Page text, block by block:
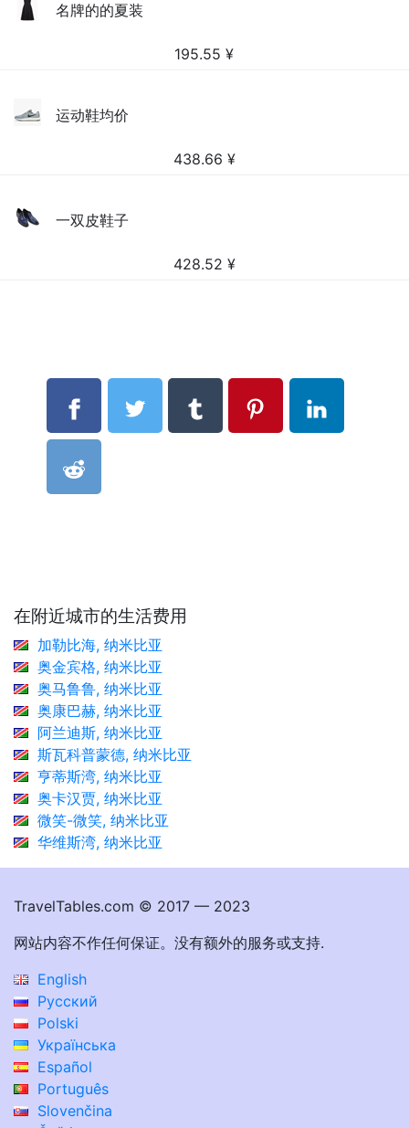
名牌的的夏装
195.55 ¥
运动鞋均价
438.66 ¥
一双皮鞋子
428.52 ¥
在附近城市的生活费用
加勒比海, 纳米比亚
奥金宾格, 纳米比亚
奥马鲁鲁, 纳米比亚
奥康巴赫, 纳米比亚
阿兰迪斯, 纳米比亚
斯瓦科普蒙德, 纳米比亚
亨蒂斯湾, 纳米比亚
奥卡汉贾, 纳米比亚
微笑-微笑, 纳米比亚
华维斯湾, 纳米比亚
TravelTables.com © 2017 — 2023
网站内容不作任何保证。没有额外的服务或支持.
English
Русский
Polski
Українська
Español
Português
Slovenčina